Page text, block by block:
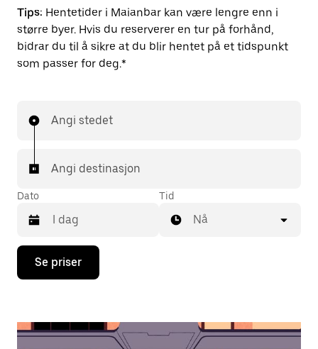
Tips: Hentetider i Maianbar kan være lengre enn i
større byer. Hvis du reserverer en tur på forhånd,
bidrar du til å sikre at du blir hentet på et tidspunkt
som passer for deg.*
Angi stedet
Angi destinasjon
Dato
Trykk
piltast
åpne
Tid
Nå
Se priser